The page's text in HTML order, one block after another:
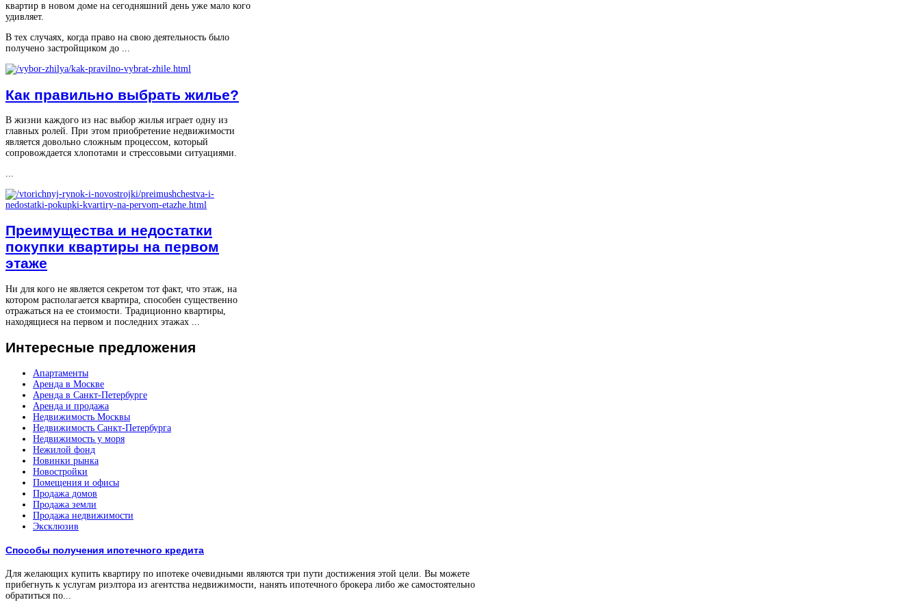
квартир в новом доме на сегодняшний день уже мало кого
удивляет.
В тех случаях, когда право на свою деятельность было
получено застройщиком до ...
Как правильно выбрать жилье?
В жизни каждого из нас выбор жилья играет одну из
главных ролей. При этом приобретение недвижимости
является довольно сложным процессом, который
сопровождается хлопотами и стрессовыми ситуациями.
...
Преимущества и недостатки
покупки квартиры на первом
этаже
Ни для кого не является секретом тот факт, что этаж, на
котором располагается квартира, способен существенно
отражаться на ее стоимости. Традиционно квартиры,
находящиеся на первом и последних этажах ...
Интересные предложения
Апартаменты
Аренда в Москве
Аренда в Санкт-Петербурге
Аренда и продажа
Недвижимость Москвы
Недвижимость Санкт-Петербурга
Недвижимость у моря
Нежилой фонд
Новинки рынка
Новостройки
Помещения и офисы
Продажа домов
Продажа земли
Продажа недвижимости
Эксклюзив
Способы получения ипотечного кредита
Для желающих купить квартиру по ипотеке очевидными являются три пути достижения этой цели. Вы можете
прибегнуть к услугам риэлтора из агентства недвижимости, нанять ипотечного брокера либо же самостоятельно
обратиться по...